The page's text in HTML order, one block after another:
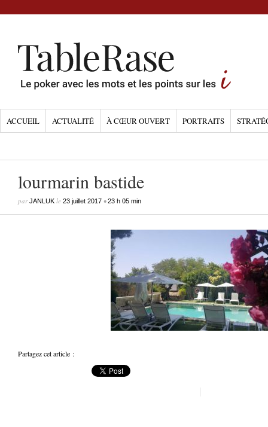
ACCUEIL ACTUALITÉ À CŒUR OUVERT PORTRAITS
lourmarin bastide
parJANLUK le 23 juillet 2017 •23 h 05 min
Partagez cet article :